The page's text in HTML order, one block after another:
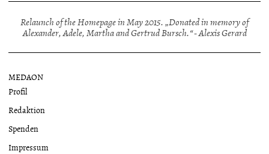
Relaunch of the Homepage in May 2015. „Donated in memory of
Alexander, Adele, Martha and Gertrud Bursch.“ - Alexis Gerard
MEDAON
Profil
Redaktion
Spenden
Impressum